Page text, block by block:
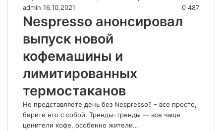
admin 16.10.2021 0 487
Nespresso анонсировал
выпуск новой
кофемашины и
лимитированных
термостаканов
Не представляете день без Nespresso? – все просто,
берите его с собой. Тренды-тренды — все чаще
ценители кофе, особенно жители…